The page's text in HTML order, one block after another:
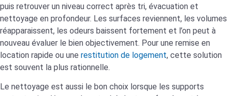
puis retrouver un niveau correct après tri, évacuation et
nettoyage en profondeur. Les surfaces reviennent, les volumes
réapparaissent, les odeurs baissent fortement et l’on peut à
nouveau évaluer le bien objectivement. Pour une remise en
location rapide ou une restitution de logement, cette solution
est souvent la plus rationnelle.
Le nettoyage est aussi le bon choix lorsque les supports